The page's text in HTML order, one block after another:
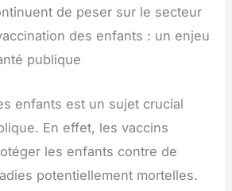
de peser sur le secteur
des enfants : un enjeu
publique
enfants est un sujet crucial
En effet, les vaccins
les enfants contre de
potentiellement mortelles.